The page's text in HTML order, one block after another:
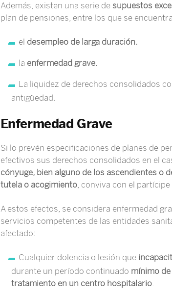
Además, existen una serie de supuestos
plan de pensiones, entre los que se
el desempleo de larga duración.
la enfermedad grave.
La liquidez de derechos consolidados
antigüedad.
Enfermedad Grave
Si lo prevén especificaciones de planes de
efectivos sus derechos consolidados en el
cónyuge, bien alguno de los ascendientes o
tutela o acogimiento, conviva con el partícipe
A estos efectos, se considera enfermedad
servicios competentes de las entidades
afectado:
Cualquier dolencia o lesión que
durante un período continuado mínimo
tratamiento en un centro hospitalario.